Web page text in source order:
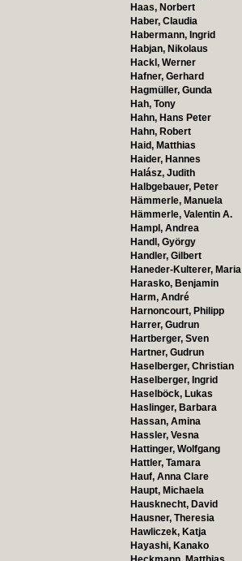
Haas, Norbert
Haber, Claudia
Habermann, Ingrid
Habjan, Nikolaus
Hackl, Werner
Hafner, Gerhard
Hagmüller, Gunda
Hah, Tony
Hahn, Hans Peter
Hahn, Robert
Haid, Matthias
Haider, Hannes
Halász, Judith
Halbgebauer, Peter
Hämmerle, Manuela
Hämmerle, Valentin A.
Hampl, Andrea
Handl, György
Handler, Gilbert
Haneder-Kulterer, Maria
Harasko, Benjamin
Harm, André
Harnoncourt, Philipp
Harrer, Gudrun
Hartberger, Sven
Hartner, Gudrun
Haselberger, Christian
Haselberger, Ingrid
Haselböck, Lukas
Haslinger, Barbara
Hassan, Amina
Hassler, Vesna
Hattinger, Wolfgang
Hattler, Tamara
Hauf, Anna Clare
Haupt, Michaela
Hausknecht, David
Hausner, Theresia
Hawliczek, Katja
Hayashi, Kanako